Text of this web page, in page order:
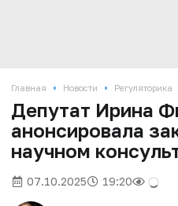
Главная • Новости • Регуляторика
Депутат Ирина
анонсировала
научном
07.10.2025 19:20